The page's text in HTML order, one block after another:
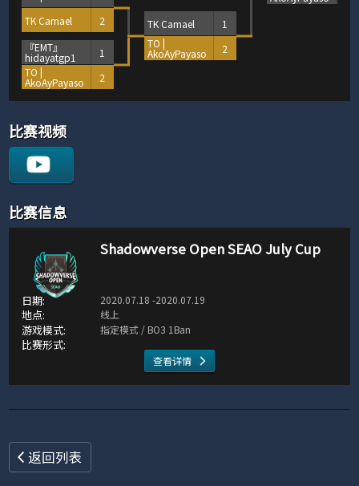
TK Camael
2
『EMT』
hidayatgp1
1
TO |
AkoAyPayaso 2
TK Camael
1
TO |
AkoAyPayaso 2
比赛视频
比赛信息
Shadowverse Open SEAO July Cup
2020.07.18 -2020.07.19
线上
指定模式 / BO3 1Ban
查看详情
返回列表